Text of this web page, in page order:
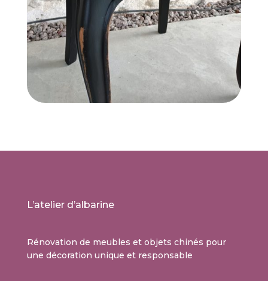
L’atelier d’albarine
Rénovation de meubles et objets chinés pour
une décoration unique et responsable